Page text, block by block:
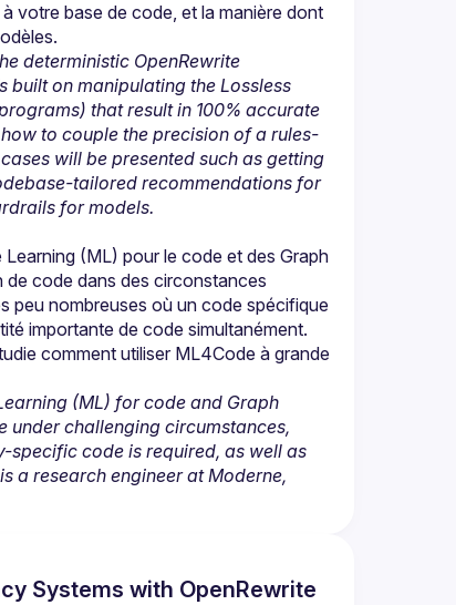
votre base de code, et la manière dont
deterministic OpenRewrite
built on manipulating the Lossless
that result in 100% accurate
to couple the precision of a rules-
will be presented such as getting
tailored recommendations for
for models.
(ML) pour le code et des Graph
de code dans des circonstances
peu nombreuses où un code spécifique
importante de code simultanément.
comment utiliser ML4Code à grande
(ML) for code and Graph
under challenging circumstances,
specific code is required, as well as
a research engineer at Moderne,
Systems with OpenRewrite